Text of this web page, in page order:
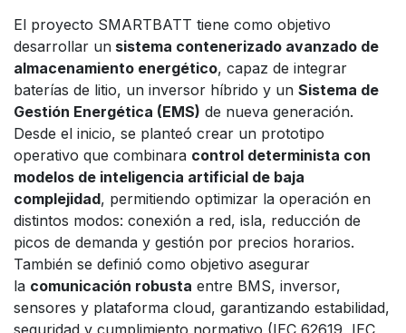
El proyecto SMARTBATT tiene como objetivo
desarrollar un sistema contenerizado avanzado de
almacenamiento energético, capaz de integrar
baterías de litio, un inversor híbrido y un Sistema de
Gestión Energética (EMS) de nueva generación.
Desde el inicio, se planteó crear un prototipo
operativo que combinara control determinista con
modelos de inteligencia artificial de baja
complejidad, permitiendo optimizar la operación en
distintos modos: conexión a red, isla, reducción de
picos de demanda y gestión por precios horarios.
También se definió como objetivo asegurar
la comunicación robusta entre BMS, inversor,
sensores y plataforma cloud, garantizando estabilidad,